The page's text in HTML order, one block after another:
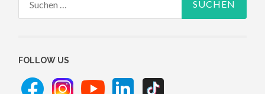
FOLLOW US